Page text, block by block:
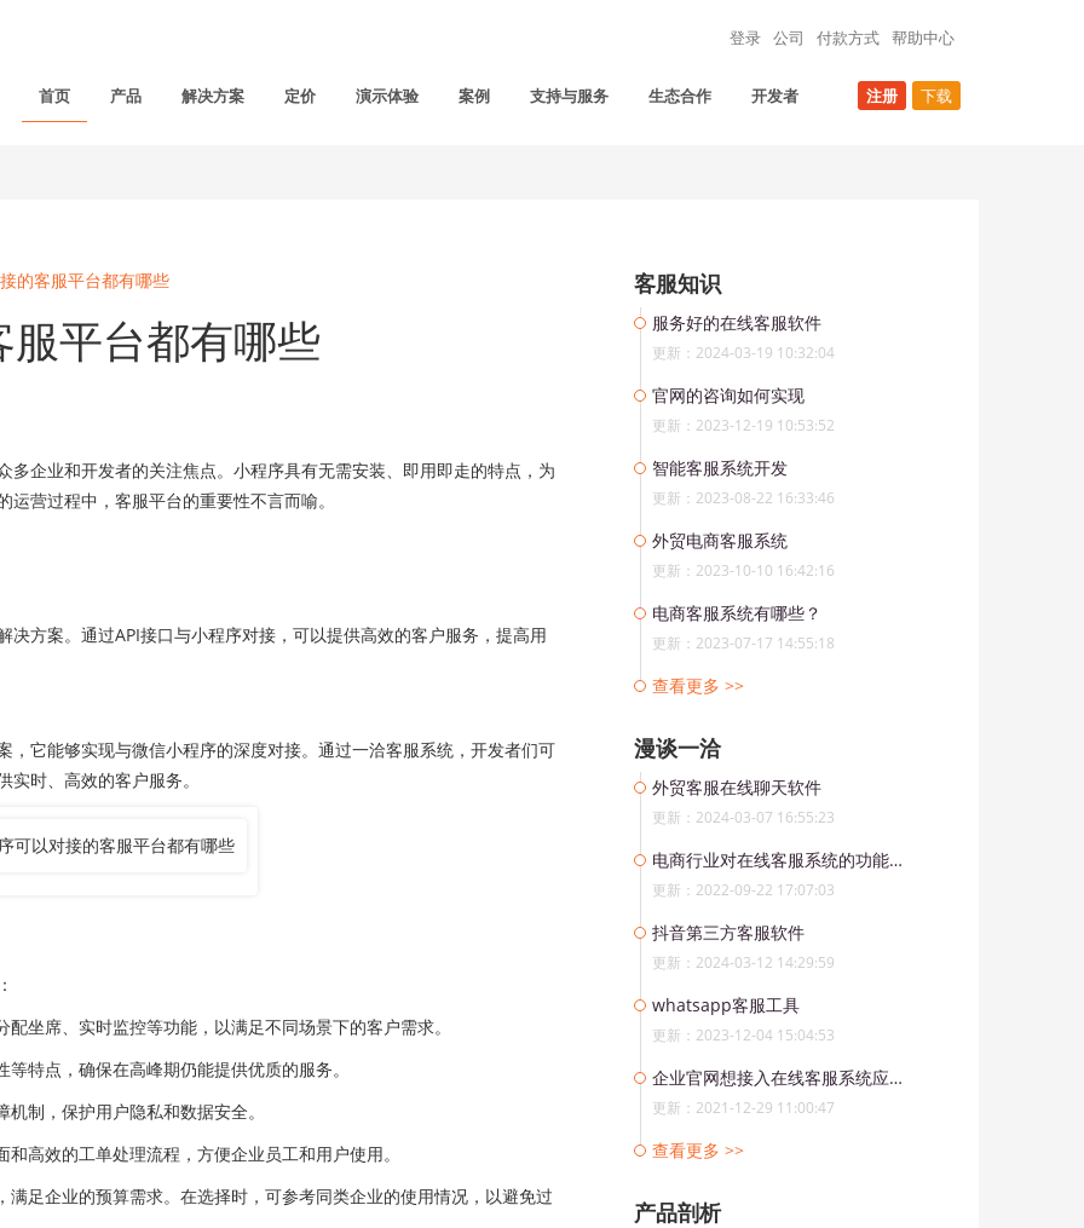
登录 公司 付款方式 帮助中心
首页 产品 解决方案 定价 演示体验 案例 支持与服务 生态合作 开发者 注册 下载
的客服平台都有哪些
平台都有哪些
业和开发者的关注焦点。小程序具有无需安装、即用即走的特点，为
营过程中，客服平台的重要性不言而喻。
案。通过API接口与小程序对接，可以提供高效的客户服务，提高用
能够实现与微信小程序的深度对接。通过一洽客服系统，开发者们可
时、高效的客户服务。
席、实时监控等功能，以满足不同场景下的客户需求。
点，确保在高峰期仍能提供优质的服务。
，保护用户隐私和数据安全。
效的工单处理流程，方便企业员工和用户使用。
企业的预算需求。在选择时，可参考同类企业的使用情况，以避免过
客服知识
服务好的在线客服软件
更新：2024-03-19 10:32:04
官网的咨询如何实现
更新：2023-12-19 10:53:52
智能客服系统开发
更新：2023-08-22 16:33:46
外贸电商客服系统
更新：2023-10-10 16:42:16
电商客服系统有哪些？
更新：2023-07-17 14:55:18
查看更多 >>
漫谈一洽
外贸客服在线聊天软件
更新：2024-03-07 16:55:23
电商行业对在线客服系统的功能需求
更新：2022-09-22 17:07:03
抖音第三方客服软件
更新：2024-03-12 14:29:59
whatsapp客服工具
更新：2023-12-04 15:04:53
企业官网想接入在线客服系统应该怎么选择？
更新：2021-12-29 11:00:47
查看更多 >>
产品剖析